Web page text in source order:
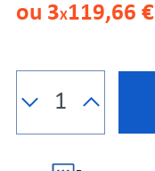
ou 3X119,66 €